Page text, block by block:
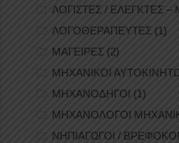
ΛΟΓΙΣΤΕΣ / ΕΛΕΓΚΤΕΣ
ΛΟΓΟΘΕΡΑΠΕΥΤΕΣ (1)
ΜΑΓΕΙΡΕΣ (2)
ΜΗΧΑΝΙΚΟΙ
ΜΗΧΑΝΟΔΗΓΟΙ (1)
ΜΗΧΑΝΟΛΟΓΟΙ
ΝΗΠΙΑΓΩΓΟΙ /